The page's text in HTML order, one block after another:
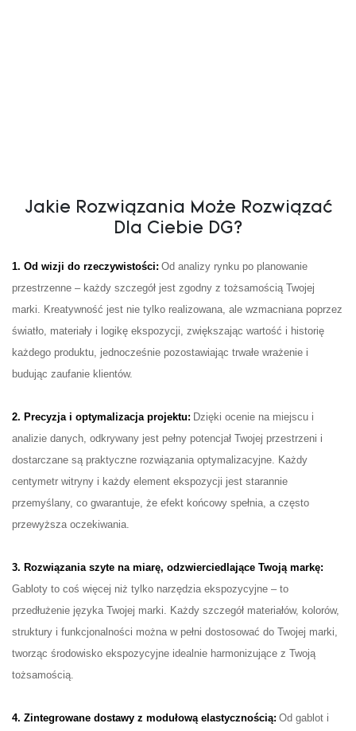
Jakie Rozwiązania Może Rozwiązać
Dla Ciebie DG?
1. Od wizji do rzeczywistości: Od analizy rynku po planowanie
przestrzenne – każdy szczegół jest zgodny z tożsamością Twojej
marki. Kreatywność jest nie tylko realizowana, ale wzmacniana poprzez
światło, materiały i logikę ekspozycji, zwiększając wartość i historię
każdego produktu, jednocześnie pozostawiając trwałe wrażenie i
budując zaufanie klientów.
2. Precyzja i optymalizacja projektu: Dzięki ocenie na miejscu i
analizie danych, odkrywany jest pełny potencjał Twojej przestrzeni i
dostarczane są praktyczne rozwiązania optymalizacyjne. Każdy
centymetr witryny i każdy element ekspozycji jest starannie
przemyślany, co gwarantuje, że efekt końcowy spełnia, a często
przewyższa oczekiwania.
3. Rozwiązania szyte na miarę, odzwierciedlające Twoją markę:
Gabloty to coś więcej niż tylko narzędzia ekspozycyjne – to
przedłużenie języka Twojej marki. Każdy szczegół materiałów, kolorów,
struktury i funkcjonalności można w pełni dostosować do Twojej marki,
tworząc środowisko ekspozycyjne idealnie harmonizujące z Twoją
tożsamością.
4. Zintegrowane dostawy z modułową elastycznością: Od gablot i